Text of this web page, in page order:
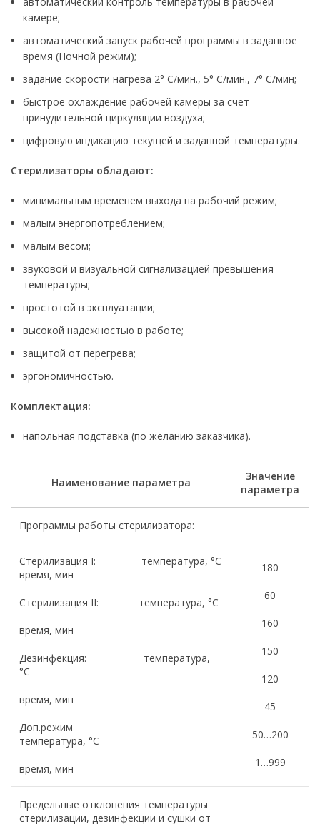
камере;
автоматический запуск рабочей программы в заданное
время (Ночной режим);
задание скорости нагрева 2° С/мин., 5° С/мин., 7° С/мин;
быстрое охлаждение рабочей камеры за счет
принудительной циркуляции воздуха;
цифровую индикацию текущей и заданной температуры.
Стерилизаторы обладают:
минимальным временем выхода на рабочий режим;
малым энергопотреблением;
малым весом;
звуковой и визуальной сигнализацией превышения
температуры;
простотой в эксплуатации;
высокой надежностью в работе;
защитой от перегрева;
эргономичностью.
Комплектация:
напольная подставка (по желанию заказчика).
Наименование параметра
Значение
параметра
Программы работы стерилизатора:
Стерилизация I: температура, °С
время, мин
Стерилизация II: температура, °С
время, мин
Дезинфекция: температура,
°С
время, мин
Доп.режим
температура, °С
время, мин
180
60
160
150
120
45
50…200
1…999
Предельные отклонения температуры
стерилизации, дезинфекции и сушки от